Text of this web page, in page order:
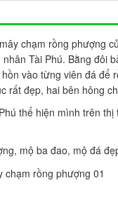
chạm rồng phượng
Tài Phú. Bằng đôi
vào từng viên đá để
đẹp, hai bên hông
thể hiện mình trên thị
chạm rồng phượng 01